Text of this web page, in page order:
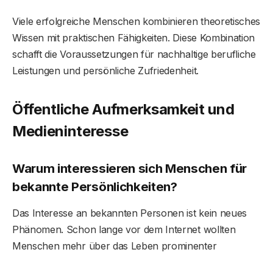
Viele erfolgreiche Menschen kombinieren theoretisches
Wissen mit praktischen Fähigkeiten. Diese Kombination
schafft die Voraussetzungen für nachhaltige berufliche
Leistungen und persönliche Zufriedenheit.
Öffentliche Aufmerksamkeit und
Medieninteresse
Warum interessieren sich Menschen für
bekannte Persönlichkeiten?
Das Interesse an bekannten Personen ist kein neues
Phänomen. Schon lange vor dem Internet wollten
Menschen mehr über das Leben prominenter